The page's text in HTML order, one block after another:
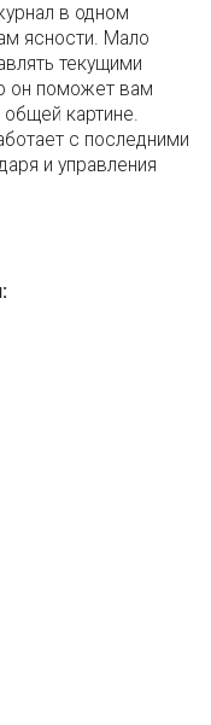
в одном
ясности. Мало
текущими
он поможет вам
картине.
с последними
и управления